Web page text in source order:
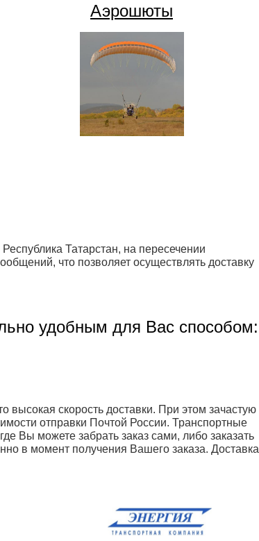
Аэрошюты
Татарстан, на пересечении
что позволяет осуществлять доставку
удобным для Вас способом:
высокая скорость доставки. При этом зачастую
отправки Почтой России. Транспортные
Вы можете забрать заказ сами, либо заказать
в момент получения Вашего заказа. Доставка